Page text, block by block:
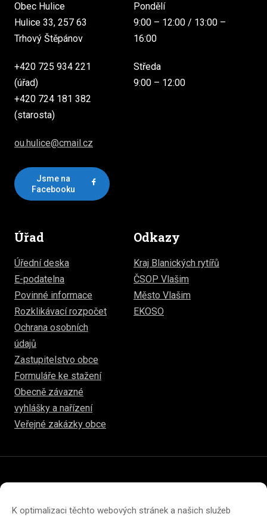
K optimalizaci těchto webových stránek a našich služeb
Obec Hulice
Hulice 33, 257 63
Trhový Štěpánov
+420 725 934 221
(úřad)
+420 724 181 382
(starosta)
ou.hulice@cmail.cz
Jsme na
Facebooku
Pondělí
9:00 – 12:00 / 13:00 –
16:00
Středa
9:00 – 12:00
Úřad
Úřední deska
E-podatelna
Povinné informace
Rozklikávací rozpočet
Ochrana osobních
údajů
Zastupitelstvo obce
Formuláře ke stažení
Obecně závazné
vyhlášky a nařízení
Veřejné zakázky obce
Odkazy
Kraj Blanických rytířů
ČSOP Vlašim
Město Vlašim
EKOSO
Prohlášení o přístupnosti
Prohlášení o ochraně soukromí